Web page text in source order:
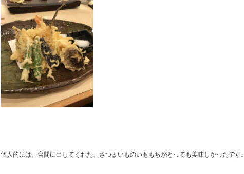
個人的には、合間に出してくれた、さつまいものいももちがとっても美味しかったです。